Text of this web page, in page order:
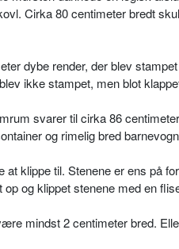
Cirka 80 centimeter bredt
dybe render, der blev
ikke stampet, men blot
svarer til cirka 86
og rimelig bred
klippe til. Stenene er ens på
og klippet stenene med en
mindst 2 centimeter bred.